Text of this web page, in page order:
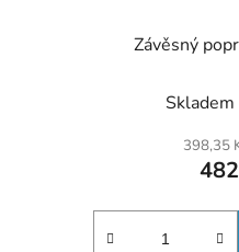
Závěsný
398,35